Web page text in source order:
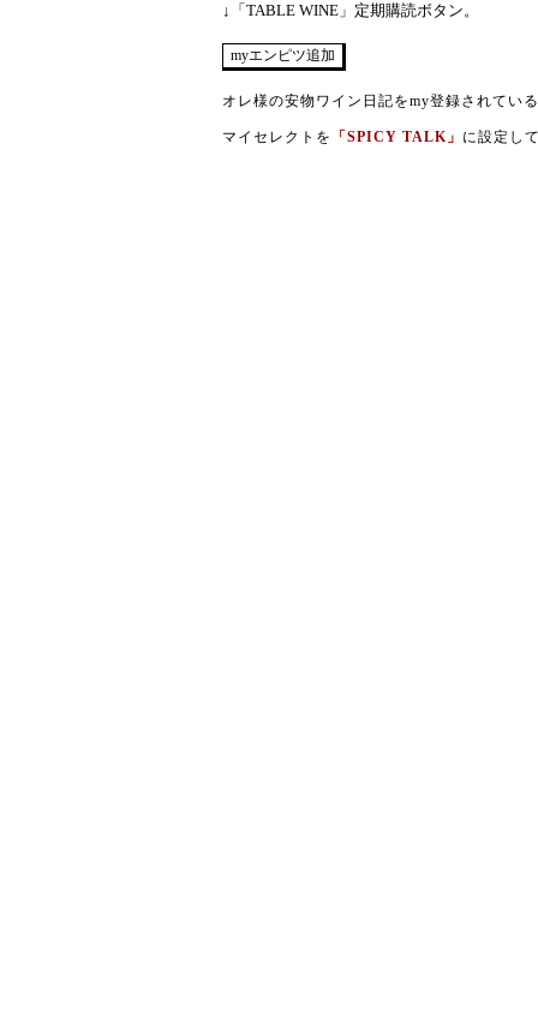
↓「TABLE WINE」定期購読ボタン。
オレ様の安物ワイン日記をmy登録されてい
マイセレクトを 「SPICY TALK」 に設定し